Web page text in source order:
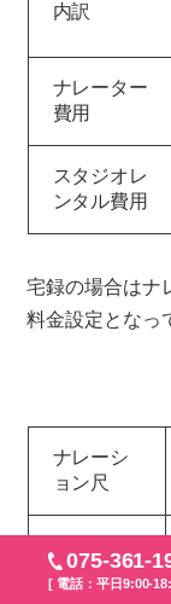
075-361-
[ 電話：平日9:00-
内訳
ナレーター
費用
スタジオレ
ンタル費用
宅録の場合はナ
料金設定となっ
ナレーシ
ョン尺
程度